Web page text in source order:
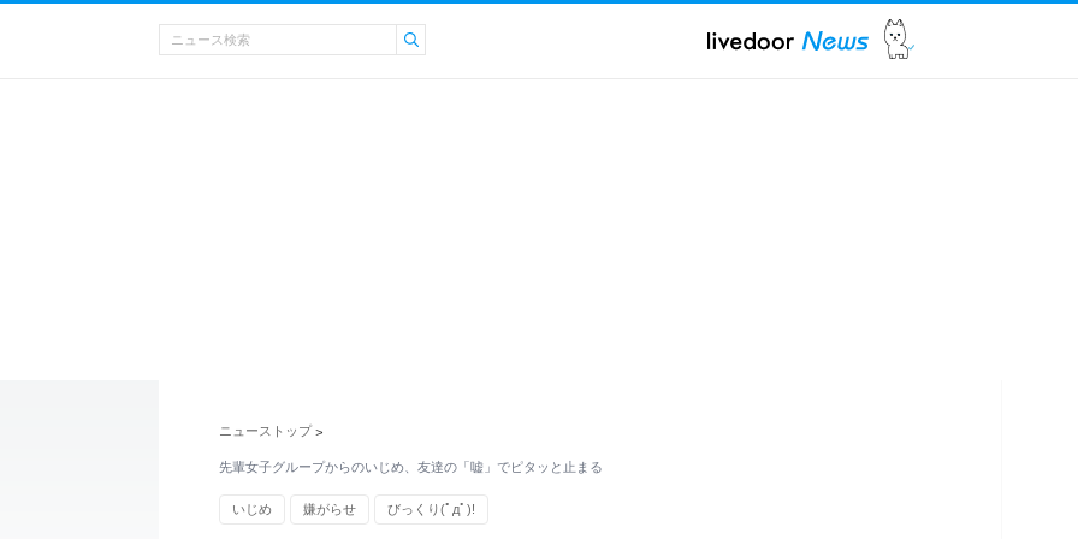
ニューストップ >
先輩女子グループからのいじめ、友達の「嘘」でピタッと止まる
いじめ 嫌がらせ びっくり(ﾟдﾟ)!